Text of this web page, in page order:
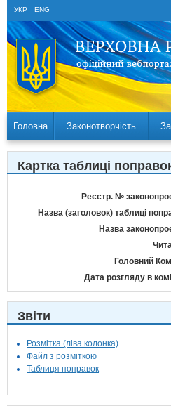
УКР ENG
Головна Законотворчість
Картка таблиці
Реєстр. №
Назва (заголовок) таблиці
Назва
Головний
Дата розгляду в
Звіти
Розмітка (ліва колонка)
Файл з розміткою
Таблиця поправок